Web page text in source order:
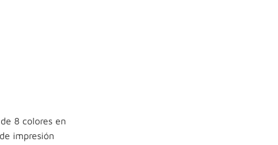
8 colores en
impresión